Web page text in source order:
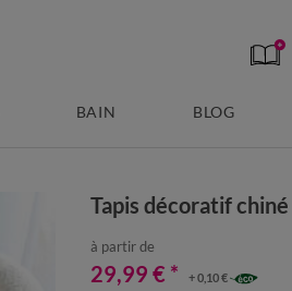
BAIN BLOG
Tapis décoratif chiné
à partir de
29,99 € * + 0,10 €